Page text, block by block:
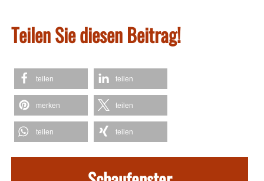
Teilen Sie diesen Beitrag!
teilen teilen
merken teilen
teilen teilen